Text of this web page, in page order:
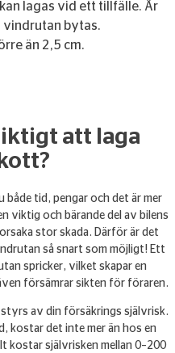
lagas vid ett tillfälle. Är
vindrutan bytas.
än 2,5 cm.
att laga
tid, pengar och det är mer
viktig och bärande del av bilens
stor skada. Därför är det
så snart som möjligt! Ett
spricker, vilket skapar en
försämrar sikten för föraren.
av din försäkrings självrisk.
kostar det inte mer än hos en
kostar självrisken mellan 0–200